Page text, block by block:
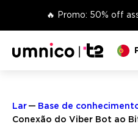
🔥 Promo: 50% off
Lar
Base de
Conexão do Viber Bot ao